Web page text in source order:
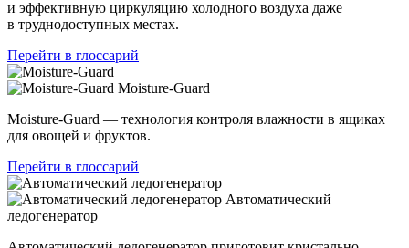
и эффективную циркуляцию холодного воздуха даже
в труднодоступных местах.
Перейти в глоссарий
Moisture-Guard
Moisture-Guard — технология контроля влажности в ящиках
для овощей и фруктов.
Перейти в глоссарий
Автоматический
ледогенератор